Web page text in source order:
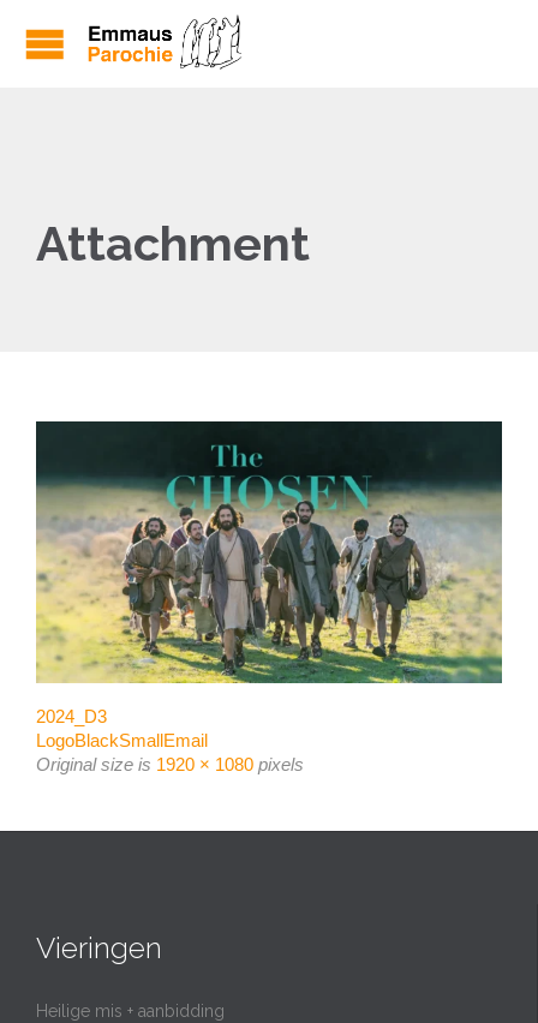
Attachment
2024_D3
LogoBlackSmallEmail
Original size is 1920 × 1080 pixels
Vieringen
Heilige mis + aanbidding